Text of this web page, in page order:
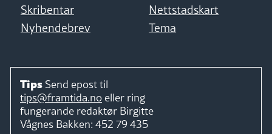
Skribentar
Nettstadskart
Nyhendebrev
Tema
Tips Send epost til
tips@framtida.no eller ring
fungerande redaktør Birgitte
Vågnes Bakken: 452 79 435